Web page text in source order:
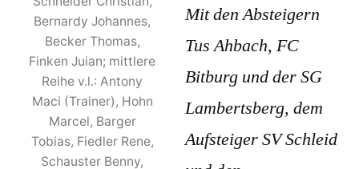
Bernardy Johannes,
Becker Thomas,
Finken Juian; mittlere
Reihe v.l.: Antony
Maci (Trainer), Hohn
Marcel, Barger
Tobias, Fiedler Rene,
Schauster Benny,
Mit den Absteigern
Tus Ahbach, FC
Bitburg und der SG
Lambertsberg, dem
Aufsteiger SV Schleid